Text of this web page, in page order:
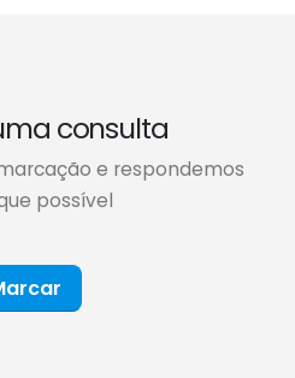
consulta
e respondemos
possível